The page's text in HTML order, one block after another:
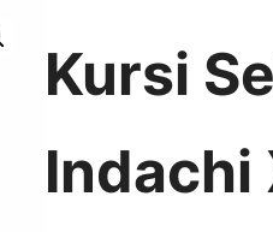
Kursi
Indachi